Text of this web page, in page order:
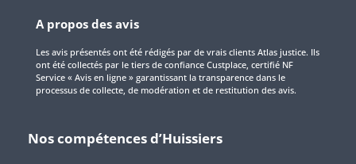
A propos des avis
Les avis présentés ont été rédigés par de vrais clients Atlas justice. Ils
ont été collectés par le tiers de confiance Custplace, certifié NF
Service « Avis en ligne » garantissant la transparence dans le
processus de collecte, de modération et de restitution des avis.
Nos compétences d’Huissiers